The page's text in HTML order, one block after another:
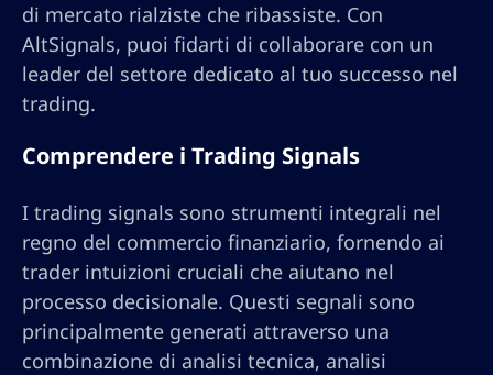
di mercato rialziste che ribassiste. Con
AltSignals, puoi fidarti di collaborare con un
leader del settore dedicato al tuo successo nel
trading.
Comprendere i Trading Signals
I trading signals sono strumenti integrali nel
regno del commercio finanziario, fornendo ai
trader intuizioni cruciali che aiutano nel
processo decisionale. Questi segnali sono
principalmente generati attraverso una
combinazione di analisi tecnica, analisi